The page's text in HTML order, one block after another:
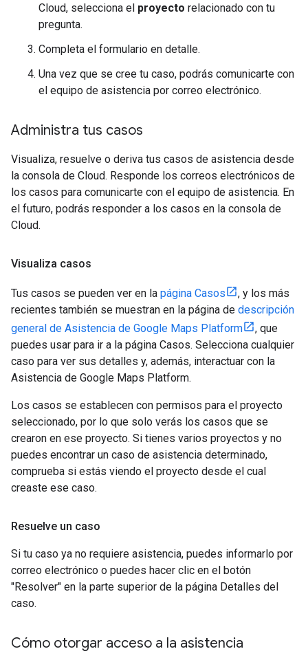
Cloud, selecciona el proyecto relacionado con tu
pregunta.
Completa el formulario en detalle.
Una vez que se cree tu caso, podrás comunicarte con
el equipo de asistencia por correo electrónico.
Administra tus casos
Visualiza, resuelve o deriva tus casos de asistencia desde
la consola de Cloud. Responde los correos electrónicos de
los casos para comunicarte con el equipo de asistencia. En
el futuro, podrás responder a los casos en la consola de
Cloud.
Visualiza casos
Tus casos se pueden ver en la página Casos
, y los más
recientes también se muestran en la página de descripción
general de Asistencia de Google Maps Platform
, que
puedes usar para ir a la página Casos. Selecciona cualquier
caso para ver sus detalles y, además, interactuar con la
Asistencia de Google Maps Platform.
Los casos se establecen con permisos para el proyecto
seleccionado, por lo que solo verás los casos que se
crearon en ese proyecto. Si tienes varios proyectos y no
puedes encontrar un caso de asistencia determinado,
comprueba si estás viendo el proyecto desde el cual
creaste ese caso.
Resuelve un caso
Si tu caso ya no requiere asistencia, puedes informarlo por
correo electrónico o puedes hacer clic en el botón
"Resolver" en la parte superior de la página Detalles del
caso.
Cómo otorgar acceso a la asistencia